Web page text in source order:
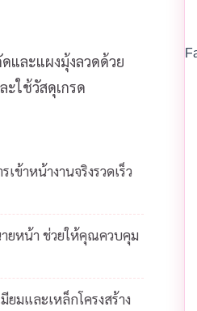
และแผงมุ้งลวดด้วย
ใช้วัสดุเกรด
ข้าหน้างานจริงรวดเร็ว
ายหน้า ช่วยให้คุณควบคุม
มและเหล็กโครงสร้าง